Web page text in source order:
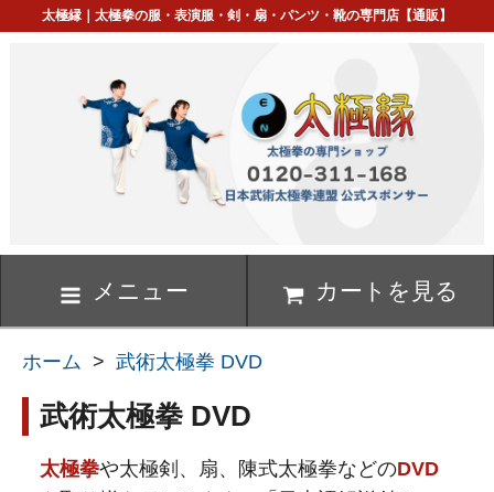
太極縁｜太極拳の服・表演服・剣・扇・パンツ・靴の専門店【通販】
メニュー カートを見る
ホーム > 武術太極拳 DVD
武術太極拳 DVD
太極拳や太極剣、扇、陳式太極拳などのDVD